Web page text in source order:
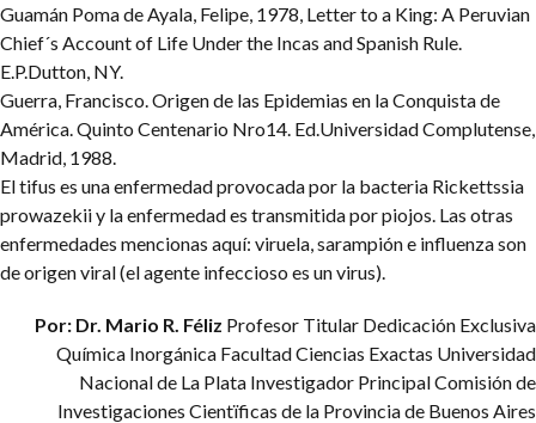
Guamán Poma de Ayala, Felipe, 1978, Letter to a King: A Peruvian
Chief´s Account of Life Under the Incas and Spanish Rule.
E.P.Dutton, NY.
Guerra, Francisco. Origen de las Epidemias en la Conquista de
América. Quinto Centenario Nro14. Ed.Universidad Complutense,
Madrid, 1988.
El tifus es una enfermedad provocada por la bacteria Rickettssia
prowazekii y la enfermedad es transmitida por piojos. Las otras
enfermedades mencionas aquí: viruela, sarampión e influenza son
de origen viral (el agente infeccioso es un virus).
Por: Dr. Mario R. Féliz Profesor Titular Dedicación Exclusiva
Química Inorgánica Facultad Ciencias Exactas Universidad
Nacional de La Plata Investigador PrincipalComisión de
Investigaciones Cientïficas de la Provincia de Buenos Aires